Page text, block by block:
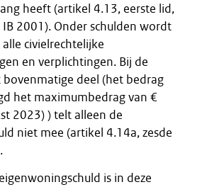
heeft (artikel 4.13, eerste lid,
2001). Onder schulden wordt
civielrechtelijke
en verplichtingen. Bij de
bovenmatige deel (het bedrag
het maximumbedrag van €
2023) ) telt alleen de
niet mee (artikel 4.14a, zesde
is in deze